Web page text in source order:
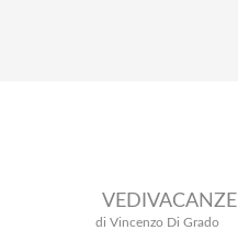
VEDIVACANZE
di Vincenzo Di Grado